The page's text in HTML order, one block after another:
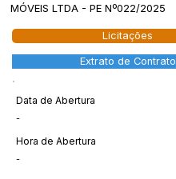
MÓVEIS LTDA - PE Nº022/2025
Licitações
Extrato de Contrato
Data de Abertura
-
Hora de Abertura
-